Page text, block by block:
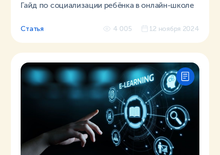
Гайд по социализации ребёнка в онлайн-школе
Статья 4 005 12 ноября 2024